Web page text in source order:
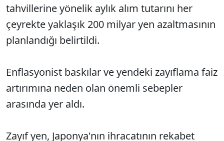
tahvillerine yönelik aylık alım tutarını her
çeyrekte yaklaşık 200 milyar yen azaltmasının
planlandığı belirtildi.
Enflasyonist baskılar ve yendeki zayıflama faiz
artırımına neden olan önemli sebepler
arasında yer aldı.
Zayıf yen, Japonya'nın ihracatının rekabet